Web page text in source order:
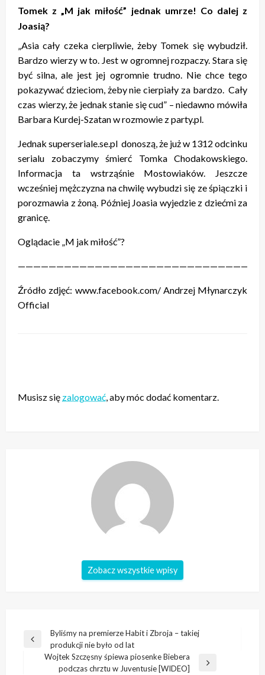
Tomek z „M jak miłość” jednak umrze! Co dalej z
Joasią?
„Asia cały czeka cierpliwie, żeby Tomek się wybudził.
Bardzo wierzy w to. Jest w ogromnej rozpaczy. Stara się
być silna, ale jest jej ogromnie trudno. Nie chce tego
pokazywać dzieciom, żeby nie cierpiały za bardzo. Cały
czas wierzy, że jednak stanie się cud” – niedawno mówiła
Barbara Kurdej-Szatan w rozmowie z party.pl.
Jednak superseriale.se.pl donoszą, że już w 1312 odcinku
serialu zobaczymy śmierć Tomka Chodakowskiego.
Informacja ta wstrząśnie Mostowiaków. Jeszcze
wcześniej mężczyzna na chwilę wybudzi się ze śpiączki i
porozmawia z żoną. Później Joasia wyjedzie z dziećmi za
granicę.
Oglądacie „M jak miłość”?
Źródło zdjęć: www.facebook.com/ Andrzej Młynarczyk
Official
Musisz się zalogować, aby móc dodać komentarz.
Zobacz wszystkie wpisy
Nawigacja
wpisu
Poprzedni
Byliśmy na premierze Habit i Zbroja – takiej
produkcji nie było od lat
Następny
Wojtek Szczęsny śpiewa piosenke Biebera
podczas chrztu w Juventusie [WIDEO]